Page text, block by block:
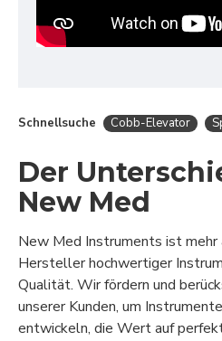
Schnellsuche Cobb-Elevator
Der
New Med
New Med Instruments ist mehr
Hersteller hochwertiger
Qualität. Wir fördern und
unserer Kunden, um
entwickeln, die Wert auf